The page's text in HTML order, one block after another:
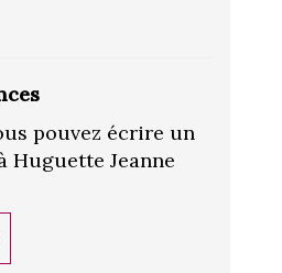
pouvez écrire un
Huguette Jeanne